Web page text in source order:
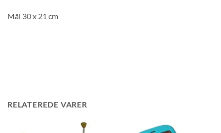
Mål 30 x 21 cm
RELATEREDE VARER